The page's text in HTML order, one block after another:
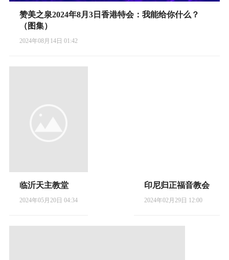
赞美之泉2024年8月3日香港特会：我能给你什么？
（图集）
2024年08月14日 01:42
临沂天主教堂
2024年05月20日 04:34
印尼归正福音教会
2024年02月29日 12:00